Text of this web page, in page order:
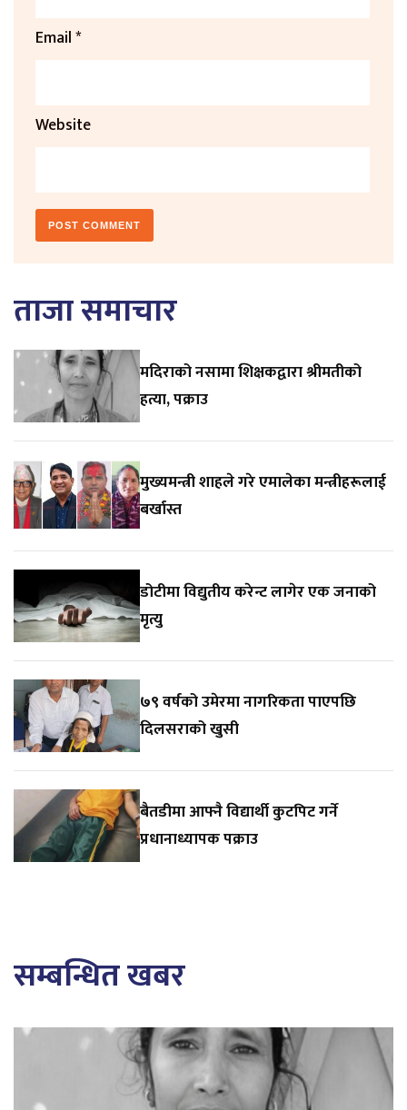
Email*
Website
ताजा समाचार
मदिराको नसामा शिक्षकद्वारा श्रीमतीको
हत्या, पक्राउ
मुख्यमन्त्री शाहले गरे एमालेका मन्त्रीहरूलाई
बर्खास्त
डोटीमा विद्युतीय करेन्ट लागेर एक जनाको
मृत्यु
७९ वर्षको उमेरमा नागरिकता पाएपछि
दिलसराको खुसी
बैतडीमा आफ्नै विद्यार्थी कुटपिट गर्ने
प्रधानाध्यापक पक्राउ
सम्बन्धित खबर